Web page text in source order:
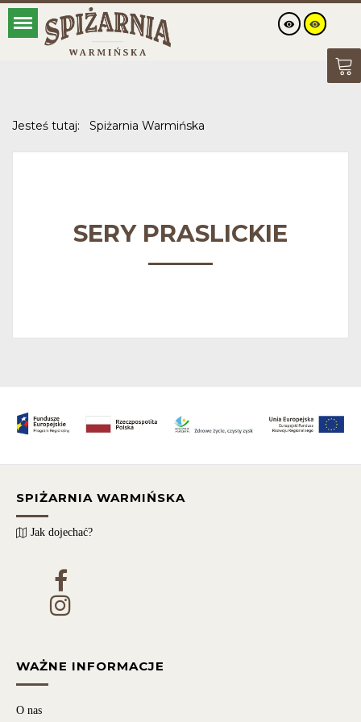
Jesteś tutaj: Spiżarnia Warmińska
SERY PRASLICKIE
SPIŻARNIA WARMIŃSKA
Jak dojechać?
WAŻNE INFORMACJE
O nas